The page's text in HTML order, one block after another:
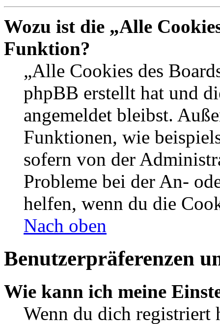
Wozu ist die „Alle
Funktion?
„Alle Cookies des
phpBB erstellt hat und
angemeldet bleibst.
Funktionen, wie
sofern von der
Probleme bei der An-
helfen, wenn du die
Nach oben
Benutzerpräferenzen
Wie kann ich meine
Wenn du dich registriert